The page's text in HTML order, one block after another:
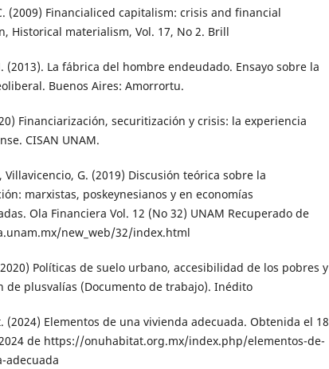
(2009) Financialiced capitalism: crisis and financial
Historical materialism, Vol. 17, No 2. Brill
(2013). La fábrica del hombre endeudado. Ensayo sobre la
Buenos Aires: Amorrortu.
Financiarización, securitización y crisis: la experiencia
CISAN UNAM.
Villavicencio, G. (2019) Discusión teórica sobre la
marxistas, poskeynesianos y en economías
Ola Financiera Vol. 12 (No 32) UNAM Recuperado de
new_web/32/index.html
Políticas de suelo urbano, accesibilidad de los pobres y
de plusvalías (Documento de trabajo). Inédito
(2024) Elementos de una vivienda adecuada. Obtenida el 18
de https://onuhabitat.org.mx/index.php/elementos-de-
adecuada